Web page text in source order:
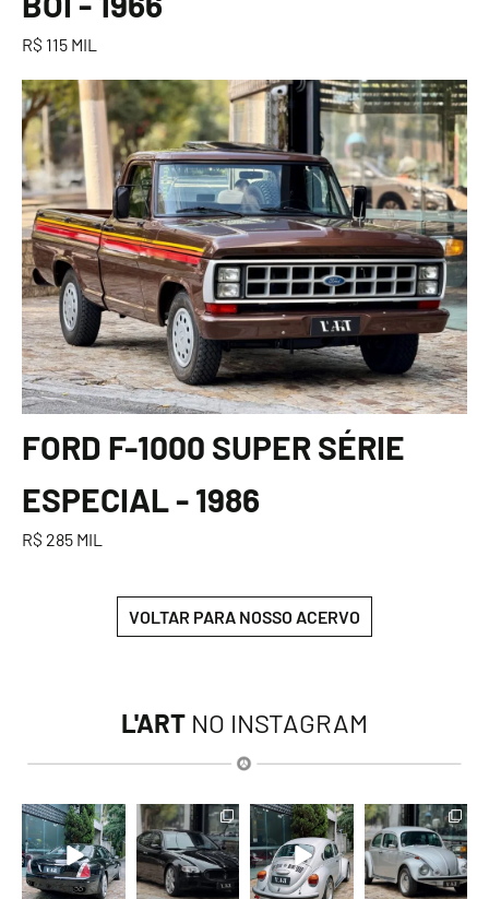
R$ 115 MIL
FORD F-1000 SUPER SÉRIE
ESPECIAL - 1986
R$ 285 MIL
VOLTAR PARA NOSSO ACERVO
L'ART NO INSTAGRAM
lart.br
Ago 6
lart.br
Ago 6
lart.br
Ago 6
lart.br
Ago 6